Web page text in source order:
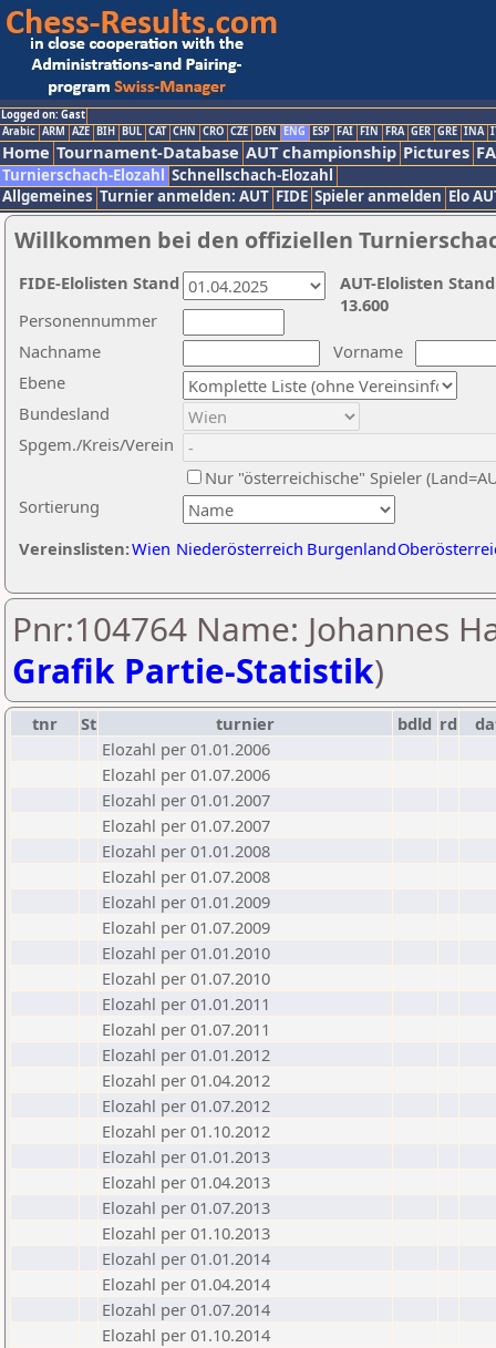
Logged on: Gast
Arabic ARM AZE BIH BUL CAT CHN CRO CZE DEN ENG ESP FAI FIN FRA GER GRE INA
Home Tournament-Database AUT championship Pictures
Turnierschach-Elozahl Schnellschach-Elozahl
Allgemeines Turnier anmelden: AUT FIDE Spieler anmelden Elo
Willkommen bei den offiziellen
Nachname
Vorname
Ebene
Sortierung
Personennummer
Bundesland
Spgem./Kreis/Verein
Nur "österreichische" Spieler
Vereinslisten:Wien Niederösterreich Burgenland
AUT-Elolisten
13.600
FIDE-Elolisten Stand
Pnr:104764 Name: Johannes
Grafik Partie-Statistik)
tnr St turnier bdld rd
Elozahl per 01.01.2006
Elozahl per 01.07.2006
Elozahl per 01.01.2007
Elozahl per 01.07.2007
Elozahl per 01.01.2008
Elozahl per 01.07.2008
Elozahl per 01.01.2009
Elozahl per 01.07.2009
Elozahl per 01.01.2010
Elozahl per 01.07.2010
Elozahl per 01.01.2011
Elozahl per 01.07.2011
Elozahl per 01.01.2012
Elozahl per 01.04.2012
Elozahl per 01.07.2012
Elozahl per 01.10.2012
Elozahl per 01.01.2013
Elozahl per 01.04.2013
Elozahl per 01.07.2013
Elozahl per 01.10.2013
Elozahl per 01.01.2014
Elozahl per 01.04.2014
Elozahl per 01.07.2014
Elozahl per 01.10.2014